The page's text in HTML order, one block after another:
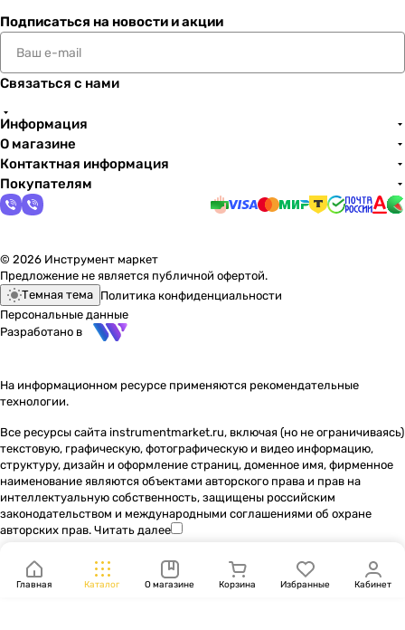
Подписаться на новости и акции
Связаться с нами
Информация
О магазине
Контактная информация
Покупателям
© 2026 Инструмент маркет
Предложение не является публичной офертой.
Темная тема Политика конфиденциальности
Персональные данные
Разработано в
На информационном ресурсе применяются рекомендательные
технологии.
Все ресурсы сайта instrumentmarket.ru, включая (но не ограничиваясь)
текстовую, графическую, фотографическую и видео информацию,
структуру, дизайн и оформление страниц, доменное имя, фирменное
наименование являются объектами авторского права и прав на
интеллектуальную собственность, защищены российским
законодательством и международными соглашениями об охране
авторских прав. Читать далее
Главная Каталог О магазине Корзина Избранные Кабинет